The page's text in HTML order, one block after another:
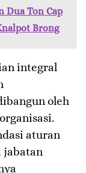
Dua Ton Cap
Brong
integral
oleh
aturan
jabatan